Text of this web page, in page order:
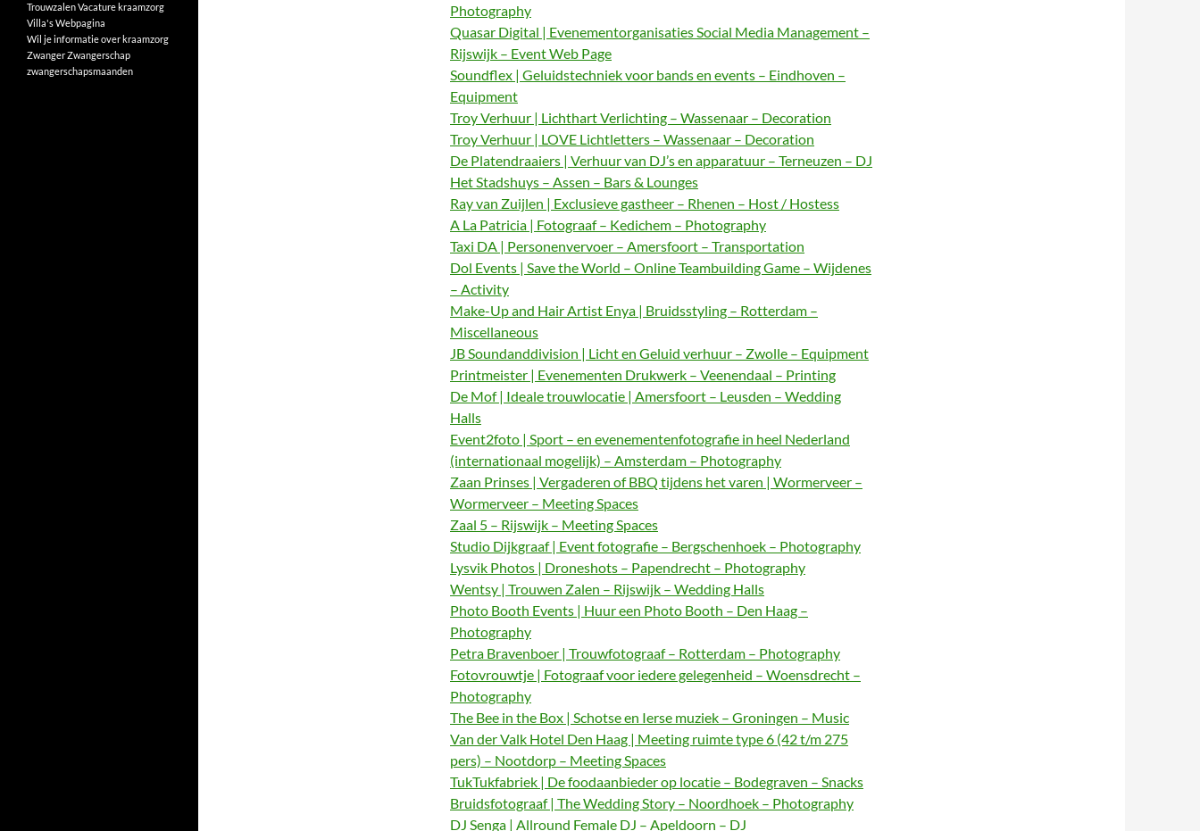
Photography
Quasar Digital | Evenementorganisaties Social Media Management –
Rijswijk – Event Web Page
Soundflex | Geluidstechniek voor bands en events – Eindhoven –
Equipment
Troy Verhuur | Lichthart Verlichting – Wassenaar – Decoration
Troy Verhuur | LOVE Lichtletters – Wassenaar – Decoration
De Platendraaiers | Verhuur van DJ’s en apparatuur – Terneuzen – DJ
Het Stadshuys – Assen – Bars & Lounges
Ray van Zuijlen | Exclusieve gastheer – Rhenen – Host / Hostess
A La Patricia | Fotograaf – Kedichem – Photography
Taxi DA | Personenvervoer – Amersfoort – Transportation
Dol Events | Save the World – Online Teambuilding Game – Wijdenes
– Activity
Make-Up and Hair Artist Enya | Bruidsstyling – Rotterdam –
Miscellaneous
JB Soundanddivision | Licht en Geluid verhuur – Zwolle – Equipment
Printmeister | Evenementen Drukwerk – Veenendaal – Printing
De Mof | Ideale trouwlocatie | Amersfoort – Leusden – Wedding
Halls
Event2foto | Sport – en evenementenfotografie in heel Nederland
(internationaal mogelijk) – Amsterdam – Photography
Zaan Prinses | Vergaderen of BBQ tijdens het varen | Wormerveer –
Wormerveer – Meeting Spaces
Zaal 5 – Rijswijk – Meeting Spaces
Studio Dijkgraaf | Event fotografie – Bergschenhoek – Photography
Lysvik Photos | Droneshots – Papendrecht – Photography
Wentsy | Trouwen Zalen – Rijswijk – Wedding Halls
Photo Booth Events | Huur een Photo Booth – Den Haag –
Photography
Petra Bravenboer | Trouwfotograaf – Rotterdam – Photography
Fotovrouwtje | Fotograaf voor iedere gelegenheid – Woensdrecht –
Photography
The Bee in the Box | Schotse en Ierse muziek – Groningen – Music
Van der Valk Hotel Den Haag | Meeting ruimte type 6 (42 t/m 275
pers) – Nootdorp – Meeting Spaces
TukTukfabriek | De foodaanbieder op locatie – Bodegraven – Snacks
Bruidsfotograaf | The Wedding Story – Noordhoek – Photography
DJ Senga | Allround Female DJ – Apeldoorn – DJ
TrouwzalenVacature kraamzorg
Villa'sWebpagina
Wil je informatie over kraamzorg
ZwangerZwangerschap
zwangerschapsmaanden